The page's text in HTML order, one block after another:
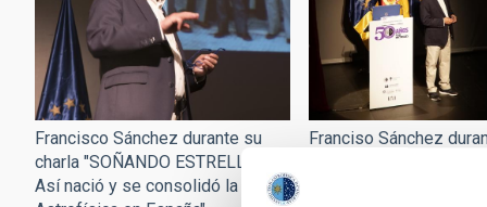
Francisco Sánchez durante su
charla "SOÑANDO ESTRELLAS.
Así nació y se consolidó la
Franciso Sánchez